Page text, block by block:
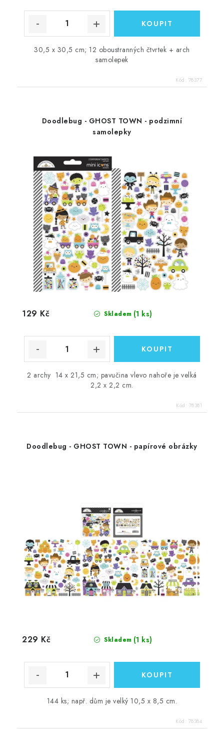
30,5 x 30,5 cm; 12 oboustranných čtvrtek + arch
samolepek
Kód: 78377
Doodlebug - GHOST TOWN - podzimní
samolepky
Skladem (1 ks)
129 Kč
2 archy 14 x 21,5 cm; pavučina vlevo nahoře je velká
2,2 x 2,2 cm.
Kód: 78381
Doodlebug - GHOST TOWN - papírové obrázky
Skladem (1 ks)
229 Kč
144 ks; např. dům je velký 10,5 x 8,5 cm.
Kód: 78384